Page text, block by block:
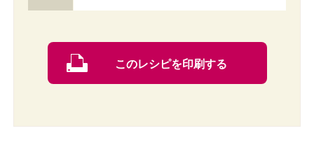
このレシピを印刷する